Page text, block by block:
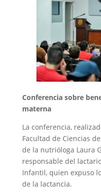
Conferencia sobre
materna
La conferencia,
Facultad de Ciencias
de la nutrióloga Laura
responsable del
Infantil, quien expuso
de la lactancia.